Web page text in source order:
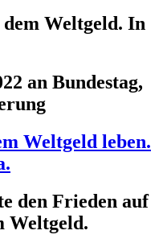
Weltgeld. In
an Bundestag,
Weltgeld leben.
den Frieden auf
Weltgeld.